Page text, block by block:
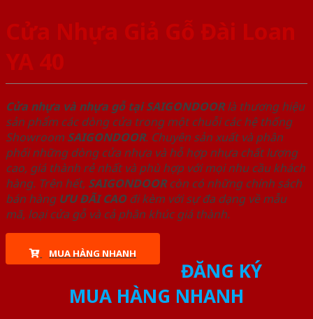
Cửa Nhựa Giả Gỗ Đài Loan
YA 40
Cửa nhựa và nhựa gỗ tại SAIGONDOORlà thương hiệu
sản phẩm các dòng cửa trong một chuỗi các hệ thống
Showroom SAIGONDOOR. Chuyên sản xuất và phân
phối những dòng cửa nhựa và hỗ hợp nhựa chất lượng
cao, giá thành rẻ nhất và phù hợp với mọi nhu cầu khách
hàng. Trên hết, SAIGONDOORcòn có những chính sách
bán hàng ƯU ĐÃI CAOđi kèm với sự đa dạng về mẫu
mã, loại cửa gỗ và cả phân khúc giá thành.
MUA HÀNG NHANH
ĐĂNG KÝ
MUA HÀNG NHANH